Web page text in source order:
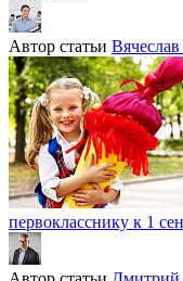
Автор статьи
первокласснику к 1